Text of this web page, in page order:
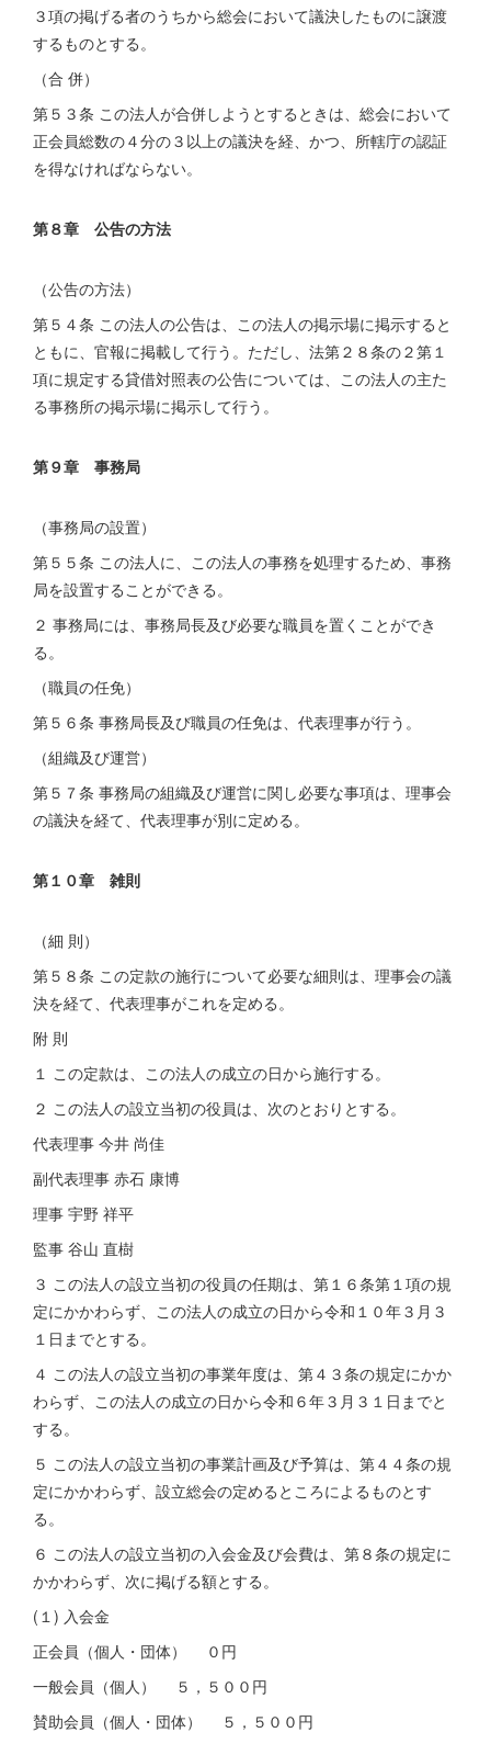
３項の掲げる者のうちから総会において議決したものに譲渡
するものとする。
（合 併）
第５３条 この法人が合併しようとするときは、総会において
正会員総数の４分の３以上の議決を経、かつ、所轄庁の認証
を得なければならない。
第８章 公告の方法
（公告の方法）
第５４条 この法人の公告は、この法人の掲示場に掲示すると
ともに、官報に掲載して行う。ただし、法第２８条の２第１
項に規定する貸借対照表の公告については、この法人の主た
る事務所の掲示場に掲示して行う。
第９章 事務局
（事務局の設置）
第５５条 この法人に、この法人の事務を処理するため、事務
局を設置することができる。
２ 事務局には、事務局長及び必要な職員を置くことができ
る。
（職員の任免）
第５６条 事務局長及び職員の任免は、代表理事が行う。
（組織及び運営）
第５７条 事務局の組織及び運営に関し必要な事項は、理事会
の議決を経て、代表理事が別に定める。
第１０章 雑則
（細 則）
第５８条 この定款の施行について必要な細則は、理事会の議
決を経て、代表理事がこれを定める。
附 則
１ この定款は、この法人の成立の日から施行する。
２ この法人の設立当初の役員は、次のとおりとする。
代表理事 今井 尚佳
副代表理事 赤石 康博
理事 宇野 祥平
監事 谷山 直樹
３ この法人の設立当初の役員の任期は、第１６条第１項の規
定にかかわらず、この法人の成立の日から令和１０年３月３
１日までとする。
４ この法人の設立当初の事業年度は、第４３条の規定にかか
わらず、この法人の成立の日から令和６年３月３１日までと
する。
５ この法人の設立当初の事業計画及び予算は、第４４条の規
定にかかわらず、設立総会の定めるところによるものとす
る。
６ この法人の設立当初の入会金及び会費は、第８条の規定に
かかわらず、次に掲げる額とする。
(１) 入会金
正会員（個人・団体） ０円
一般会員（個人） ５，５００円
賛助会員（個人・団体） ５，５００円